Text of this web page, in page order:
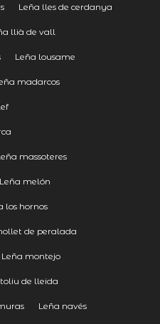
Leña lles de cerdanya
llià de vall
Leña lousame
madarcos
massoteres
Leña melón
los hornos
de peralada
Leña montejo
de lleida
Leña navés